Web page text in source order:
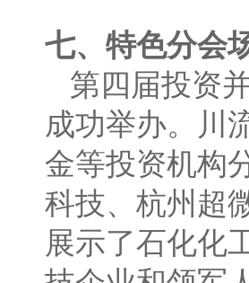
七、特色分会
第四届投资
成功举办。川
金等投资机构
科技、杭州超
展示了石化化